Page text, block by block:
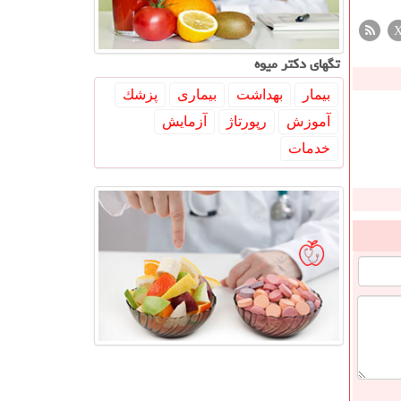
تگهای دكتر میوه
بیمار بهداشت بیماری
پزشك
آموزش
رپورتاژ
آزمایش
خدمات